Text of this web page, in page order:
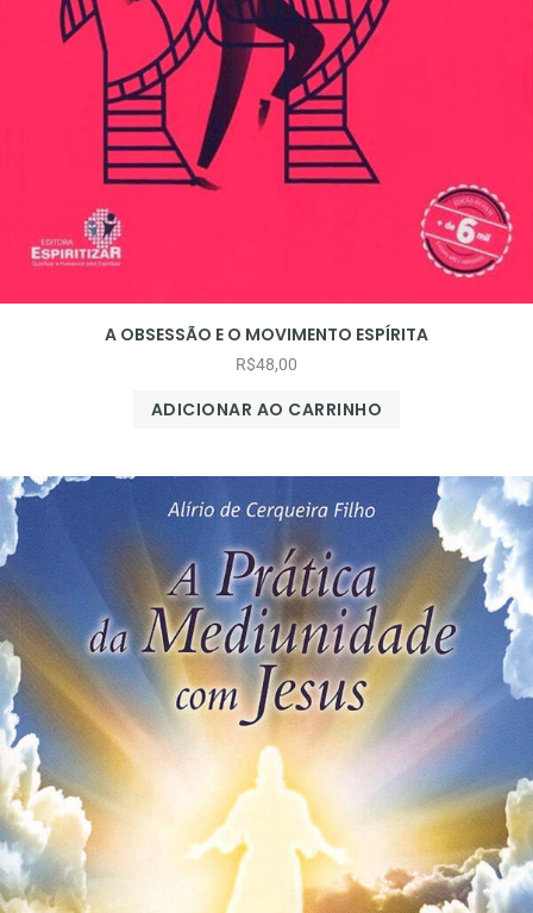
A OBSESSÃO E O MOVIMENTO ESPÍRITA
R$48,00
ADICIONAR AO CARRINHO